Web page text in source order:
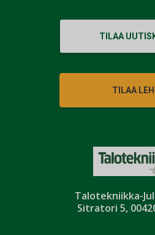
Talotekniikka-
Sitratori 5,
TILAA
TILAA